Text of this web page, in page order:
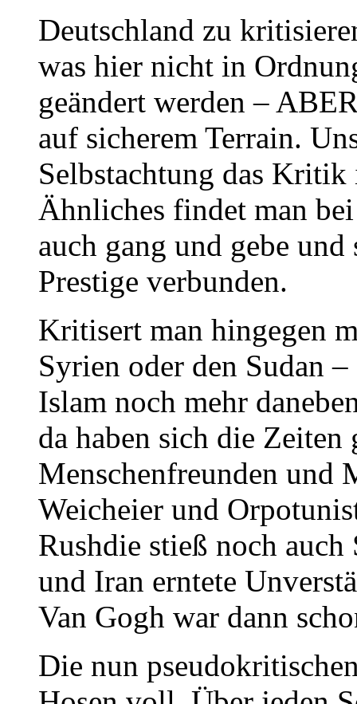
Deutschland zu
was hier nicht in
geändert werden –
auf sicherem Terrain.
Selbstachtung das
Ähnliches findet man
auch gang und gebe
Prestige verbunden.
Kritisert man hingegen
Syrien oder den Sudan
Islam noch mehr
da haben sich die Zeiten
Menschenfreunden und
Weicheier und
Rushdie stieß noch
und Iran erntete
Van Gogh war dann
Die nun